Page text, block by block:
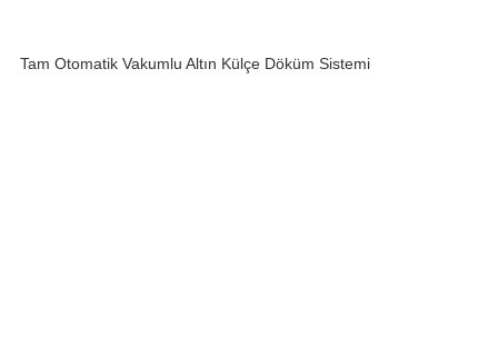
Tam Otomatik Vakumlu Altın Külçe Döküm Sistemi